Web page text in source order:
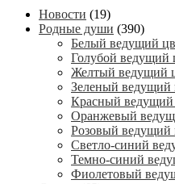
Новости (19)
Родные души (390)
Белый ведущий
Голубой ведущий
Желтый ведущий
Зеленый ведущий
Красный ведущий
Оранжевый
Розовый ведущий
Светло-синий
Темно-синий
Фиолетовый